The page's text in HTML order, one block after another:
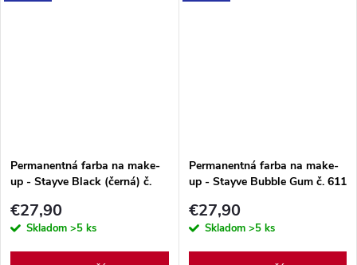
Permanentná farba na make-
up - Stayve Black (černá) č.
€27,90
Skladom >5 ks
Permanentná farba na make-
up - Stayve Bubble Gum č. 611
€27,90
Skladom >5 ks